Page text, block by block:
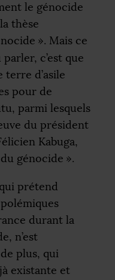
le génocide
thèse
». Mais ce
c’est que
terre d’asile
pour de
parmi lesquels
du président
Kabuga,
génocide ».
prétend
durant la
n’est
plus, qui
existante et